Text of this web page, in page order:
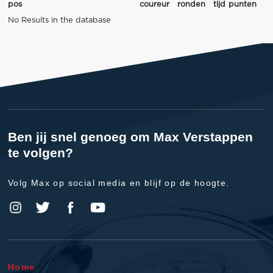
pos coureur ronden tijd
punten
No Results in the database
Ben jij snel genoeg om Max Verstappen
te volgen?
Volg Max op social media en blijf op de hoogte.
Home